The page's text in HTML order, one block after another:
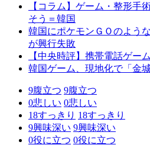
【コラム】ゲーム・整形手
そう＝韓国
韓国にポケモンＧＯのよう
が興行失敗
【中央時評】携帯電話ゲー
韓国ゲーム、現地化で「金
9腹立つ 9腹立つ
0悲しい 0悲しい
18すっきり 18すっきり
9興味深い 9興味深い
0役に立つ 0役に立つ